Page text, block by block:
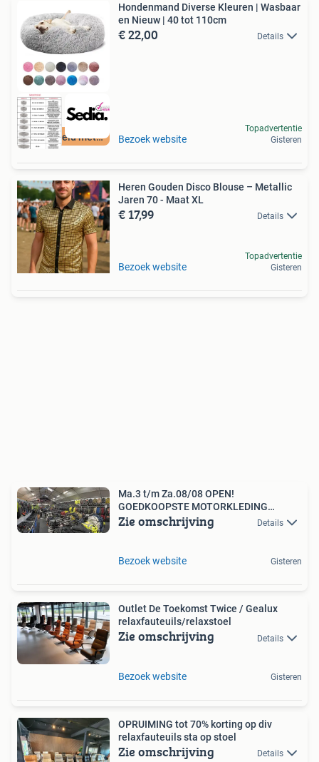
Beoordeeld met 9+
Hondenmand Diverse Kleuren | Wasbaar
en Nieuw | 40 tot 110cm
€ 22,00 Details
Bezoek website
Topadvertentie
Gisteren
Heren Gouden Disco Blouse – Metallic
Jaren 70 - Maat XL
€ 17,99 Details
Bezoek website
Topadvertentie
Gisteren
Ma.3 t/m Za.08/08 OPEN!
GOEDKOOPSTE MOTORKLEDING
GROOTHANDEL
Zie omschrijving Details
Bezoek website Gisteren
Outlet De Toekomst Twice / Gealux
relaxfauteuils/relaxstoel
Zie omschrijving Details
Bezoek website Gisteren
OPRUIMING tot 70% korting op div
relaxfauteuils sta op stoel
Zie omschrijving Details